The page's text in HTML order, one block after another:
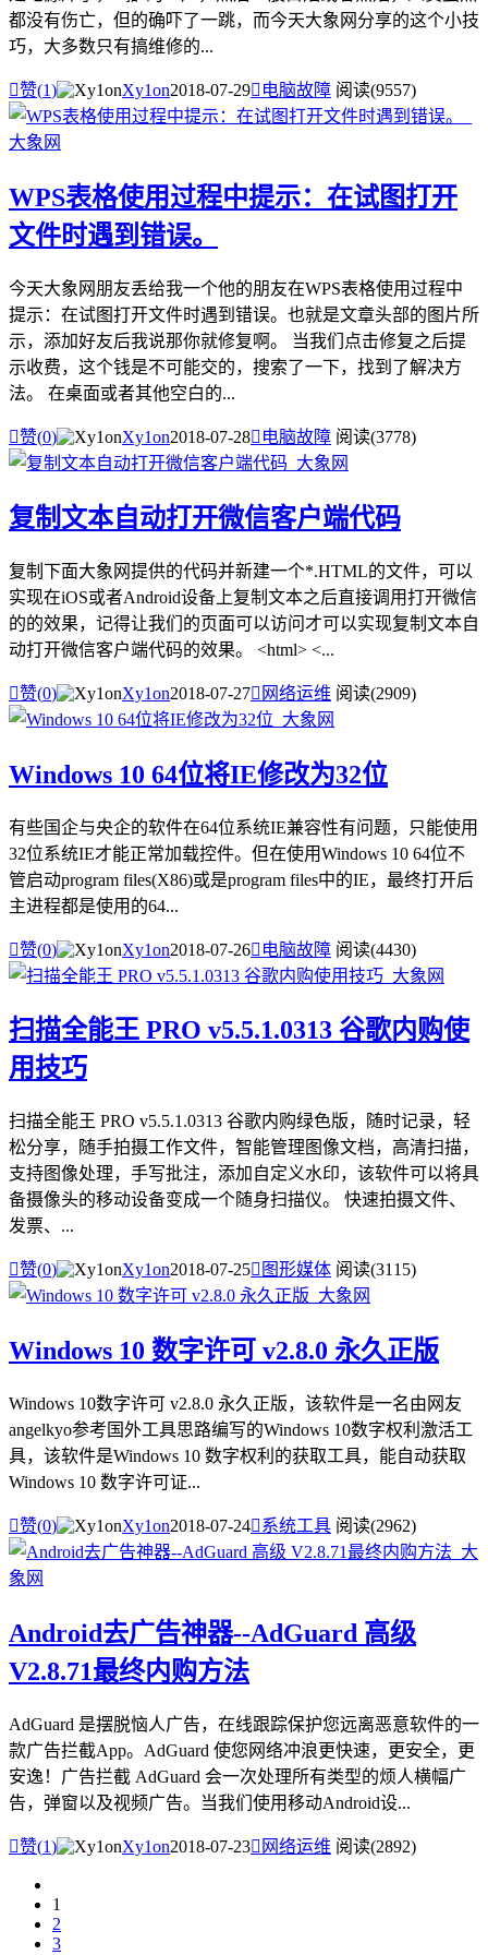
都没有伤亡，但的确吓了一跳，而今天大象网分享的这个小技
巧，大多数只有搞维修的...
赞(1) Xy1on2018-07-29 电脑故障 阅读(9557)
WPS表格使用过程中提示：在试图打开
文件时遇到错误。
今天大象网朋友丢给我一个他的朋友在WPS表格使用过程中
提示：在试图打开文件时遇到错误。也就是文章头部的图片所
示，添加好友后我说那你就修复啊。 当我们点击修复之后提
示收费，这个钱是不可能交的，搜索了一下，找到了解决方
法。 在桌面或者其他空白的...
赞(0) Xy1on2018-07-28 电脑故障 阅读(3778)
复制文本自动打开微信客户端代码
复制下面大象网提供的代码并新建一个*.HTML的文件，可以
实现在iOS或者Android设备上复制文本之后直接调用打开微信
的的效果，记得让我们的页面可以访问才可以实现复制文本自
动打开微信客户端代码的效果。 <html> <...
赞(0) Xy1on2018-07-27 网络运维 阅读(2909)
Windows 10 64位将IE修改为32位
有些国企与央企的软件在64位系统IE兼容性有问题，只能使用
32位系统IE才能正常加载控件。但在使用Windows 10 64位不
管启动program files(X86)或是program files中的IE，最终打开后
主进程都是使用的64...
赞(0) Xy1on2018-07-26 电脑故障 阅读(4430)
扫描全能王 PRO v5.5.1.0313 谷歌内购使
用技巧
扫描全能王 PRO v5.5.1.0313 谷歌内购绿色版，随时记录，轻
松分享，随手拍摄工作文件，智能管理图像文档，高清扫描，
支持图像处理，手写批注，添加自定义水印，该软件可以将具
备摄像头的移动设备变成一个随身扫描仪。 快速拍摄文件、
发票、...
赞(0) Xy1on2018-07-25 图形媒体 阅读(3115)
Windows 10 数字许可 v2.8.0 永久正版
Windows 10数字许可 v2.8.0 永久正版，该软件是一名由网友
angelkyo参考国外工具思路编写的Windows 10数字权利激活工
具，该软件是Windows 10 数字权利的获取工具，能自动获取
Windows 10 数字许可证...
赞(0) Xy1on2018-07-24系统工具 阅读(2962)
Android去广告神器--AdGuard 高级
V2.8.71最终内购方法
AdGuard 是摆脱恼人广告，在线跟踪保护您远离恶意软件的一
款广告拦截App。AdGuard 使您网络冲浪更快速，更安全，更
安逸！广告拦截 AdGuard 会一次处理所有类型的烦人横幅广
告，弹窗以及视频广告。当我们使用移动Android设...
赞(1) Xy1on2018-07-23 网络运维 阅读(2892)
1
2
3